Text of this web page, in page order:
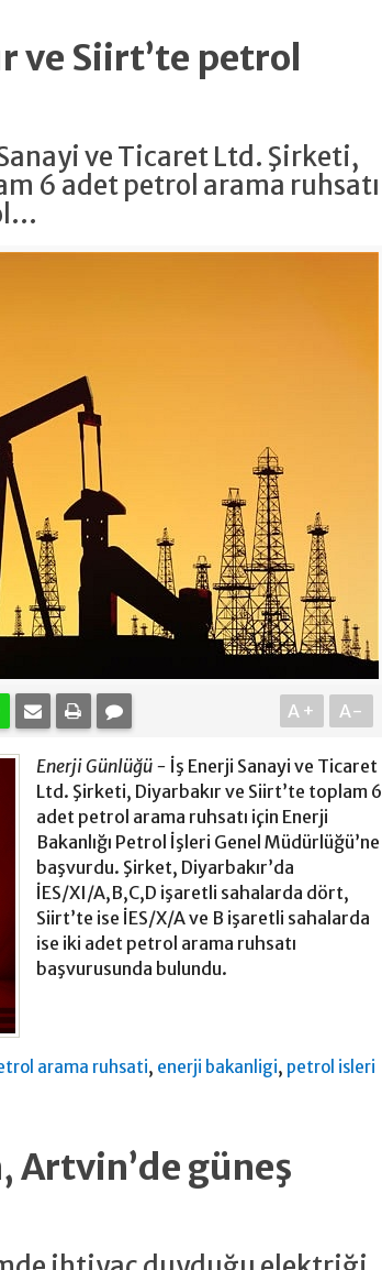
ve Siirt’te petrol
ve Ticaret Ltd. Şirketi,
6 adet petrol arama ruhsatı
A+ A-
Enerji Günlüğü - İş Enerji Sanayi ve Ticaret
Ltd. Şirketi, Diyarbakır ve Siirt’te toplam 6
adet petrol arama ruhsatı için Enerji
Bakanlığı Petrol İşleri Genel Müdürlüğü’ne
başvurdu. Şirket, Diyarbakır’da
İES/XI/A,B,C,D işaretli sahalarda dört,
Siirt’te ise İES/X/A ve B işaretli sahalarda
ise iki adet petrol arama ruhsatı
başvurusunda bulundu.
arama ruhsati, enerji bakanligi, petrol isleri
Artvin’de güneş